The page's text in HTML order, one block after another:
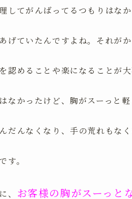
してがんばってるつもりはな
げていたんですよね。それがか
認めることや楽になることが
なかったけど、胸がスーっと軽
だんなくなり、手の荒れもなく
す。
、 お客様の胸がスーっと